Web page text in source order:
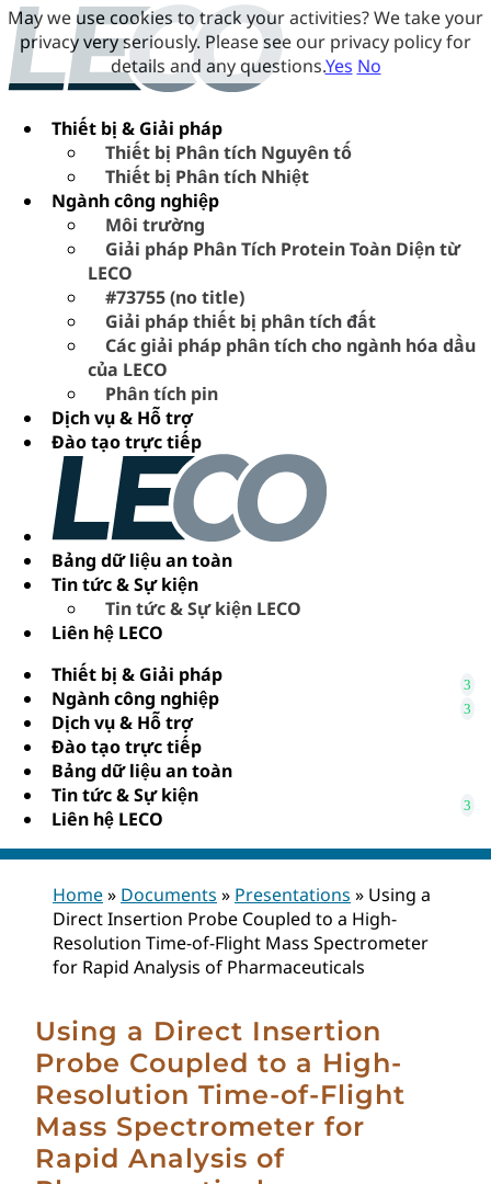
Thiết bị & Giải pháp
Thiết bị Phân tích Nguyên tố
Thiết bị Phân tích Nhiệt
Ngành công nghiệp
Môi trường
Giải pháp Phân Tích Protein Toàn Diện từ
LECO
#73755 (no title)
Giải pháp thiết bị phân tích đất
Các giải pháp phân tích cho ngành hóa dầu
của LECO
Phân tích pin
Dịch vụ & Hỗ trợ
Đào tạo trực tiếp
Bảng dữ liệu an toàn
Tin tức & Sự kiện
Tin tức & Sự kiện LECO
Liên hệ LECO
Thiết bị & Giải pháp
Ngành công nghiệp
Dịch vụ & Hỗ trợ
Đào tạo trực tiếp
Bảng dữ liệu an toàn
Tin tức & Sự kiện
Liên hệ LECO
Home» Documents » Presentations » Using a
Direct Insertion Probe Coupled to a High-
Resolution Time-of-Flight Mass Spectrometer
for Rapid Analysis of Pharmaceuticals
Using a Direct Insertion
Probe Coupled to a High-
Resolution Time-of-Flight
Mass Spectrometer for
Rapid Analysis of
May we use cookies to track your activities? We take your
privacy very seriously. Please see our privacy policy for
details and any questions.Yes No